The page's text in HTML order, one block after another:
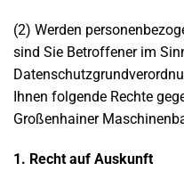
(2) Werden
sind Sie Betroffener im
Ihnen folgende Rechte
Großenhainer
1. Recht auf Auskunft